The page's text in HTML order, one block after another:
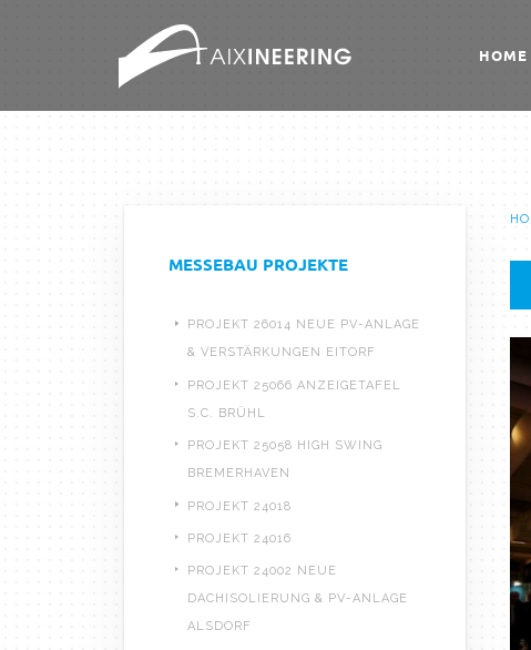
HOME
MESSEBAU PROJEKTE
PROJEKT 26014 NEUE PV-ANLAGE
& VERSTÄRKUNGEN EITORF
PROJEKT 25066 ANZEIGETAFEL
S.C. BRÜHL
PROJEKT 25058 HIGH SWING
BREMERHAVEN
PROJEKT 24018
PROJEKT 24016
PROJEKT 24002 NEUE
DACHISOLIERUNG & PV-ANLAGE
ALSDORF